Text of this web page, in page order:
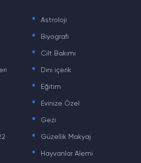
. Astroloji
. Biyografi
. Cilt Bakımı
. Dini içerik
. Eğitim
. Evinize Özel
. Gezi
. Güzellik Makyaj
. Hayvanlar Alemi